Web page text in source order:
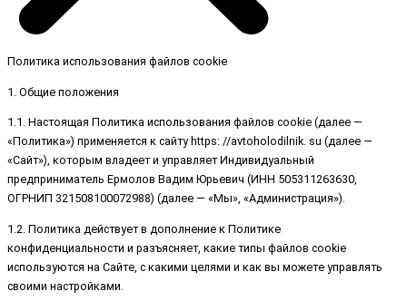
Политика использования файлов cookie
1. Общие положения
1.1. Настоящая Политика использования файлов cookie (далее —
«Политика») применяется к сайту https: //avtoholodilnik. su (далее —
«Сайт»), которым владеет и управляет Индивидуальный
предприниматель Ермолов Вадим Юрьевич (ИНН 505311263630,
ОГРНИП 321508100072988) (далее — «Мы», «Администрация»).
1.2. Политика действует в дополнение к Политике
конфиденциальности и разъясняет, какие типы файлов cookie
используются на Сайте, с какими целями и как вы можете управлять
своими настройками.